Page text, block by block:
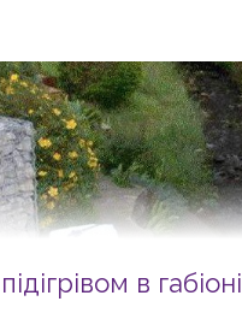
в габіоні